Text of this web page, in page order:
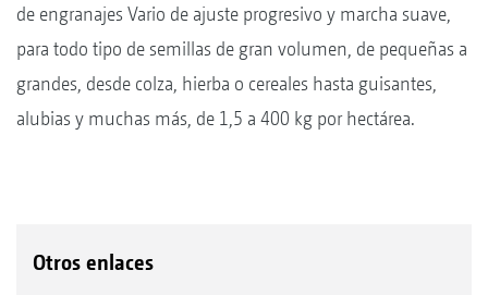
de engranajes Vario de ajuste progresivo y marcha suave,
para todo tipo de semillas de gran volumen, de pequeñas a
grandes, desde colza, hierba o cereales hasta guisantes,
alubias y muchas más, de 1,5 a 400 kg por hectárea.
Otros enlaces